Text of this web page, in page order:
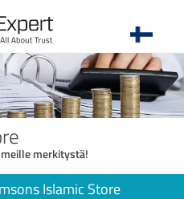
merkitystä!
Islamic Store